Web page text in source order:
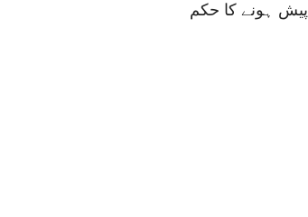
پیش ہونے کا حکم